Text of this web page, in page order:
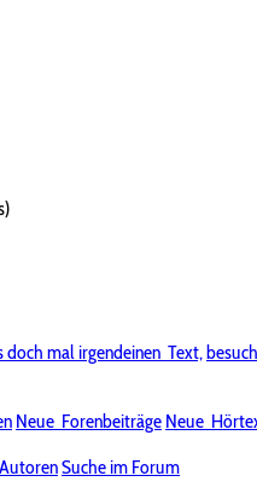
doch mal irgendeinen Text,
Neue Forenbeiträge Neue
Suche im Forum